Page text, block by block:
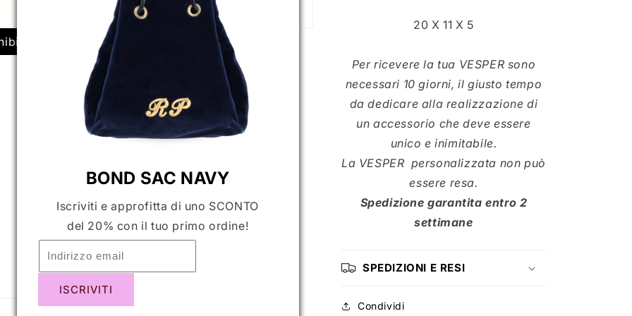
20 X 11 X 5
Per ricevere la tua VESPER sono
necessari 10 giorni, il giusto tempo
da dedicare alla realizzazione di
un accessorio che deve essere
unico e inimitabile.
La VESPER personalizzata non può
essere resa.
Spedizione garantita entro 2
settimane
SPEDIZIONI E RESI
Condividi
BOND SAC NAVY
Iscriviti e approfitta di uno SCONTO
del 20% con il tuo primo ordine!
ISCRIVITI